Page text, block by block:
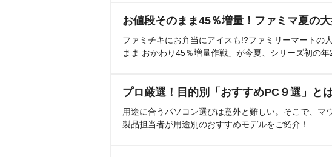
お値段そのまま45％増量！ファミマ夏の
ファミチキにお弁当にアイスも!?ファミリーマートの
まま おかわり45％増量作戦」が今夏、シリーズ初の年
プロ厳選！目的別「おすすめPC９選」と
用途に合うパソコン選びは意外と難しい。そこで、マ
製品担当者が用途別のおすすめモデルをご紹介！